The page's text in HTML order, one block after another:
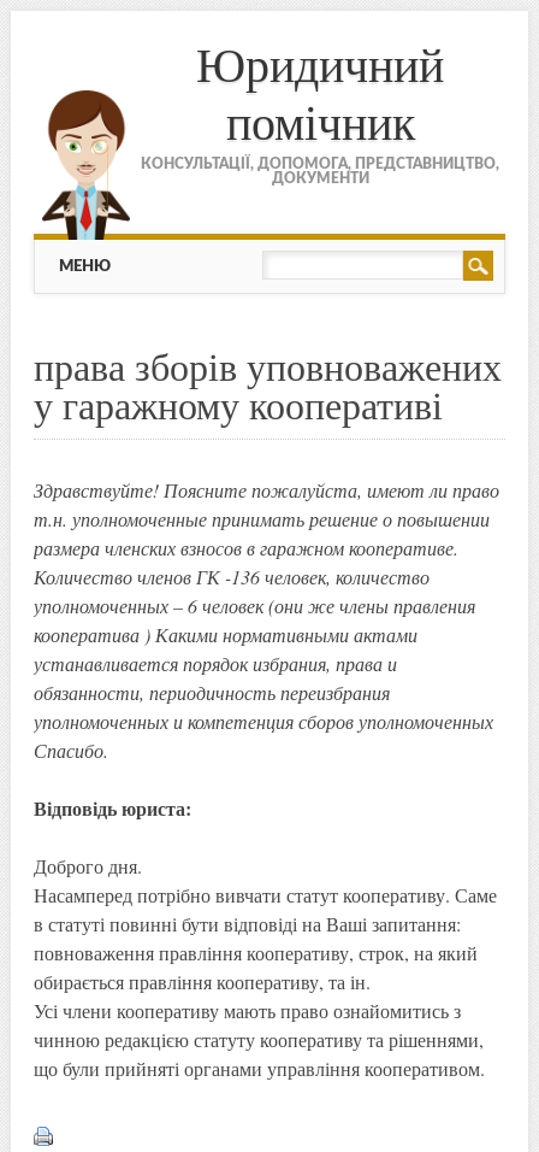
Юридичний
помічник
КОНСУЛЬТАЦІЇ, ДОПОМОГА, ПРЕДСТАВНИЦТВО,
ДОКУМЕНТИ
МЕНЮ
Skip to content
МЕНЮ
права зборів уповноважених
у гаражному кооперативі
Здравствуйте! Поясните пожалуйста, имеют ли право
т.н. уполномоченные принимать решение о повышении
размера членских взносов в гаражном кооперативе.
Количество членов ГК -136 человек, количество
уполномоченных – 6 человек (они же члены правления
кооператива ) Какими нормативными актами
устанавливается порядок избрания, права и
обязанности, периодичность переизбрания
уполномоченных и компетенция сборов уполномоченных
Спасибо.
Відповідь юриста:
Доброго дня.
Насамперед потрібно вивчати статут кооперативу. Саме
в статуті повинні бути відповіді на Ваші запитання:
повноваження правління кооперативу, строк, на який
обирається правління кооперативу, та ін.
Усі члени кооперативу мають право ознайомитись з
чинною редакцією статуту кооперативу та рішеннями,
що були прийняті органами управління кооперативом.